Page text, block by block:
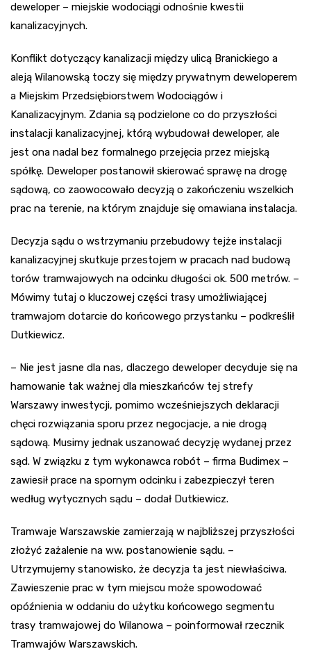
deweloper – miejskie wodociągi odnośnie kwestii
kanalizacyjnych.
Konflikt dotyczący kanalizacji między ulicą Branickiego a
aleją Wilanowską toczy się między prywatnym deweloperem
a Miejskim Przedsiębiorstwem Wodociągów i
Kanalizacyjnym. Zdania są podzielone co do przyszłości
instalacji kanalizacyjnej, którą wybudował deweloper, ale
jest ona nadal bez formalnego przejęcia przez miejską
spółkę. Deweloper postanowił skierować sprawę na drogę
sądową, co zaowocowało decyzją o zakończeniu wszelkich
prac na terenie, na którym znajduje się omawiana instalacja.
Decyzja sądu o wstrzymaniu przebudowy tejże instalacji
kanalizacyjnej skutkuje przestojem w pracach nad budową
torów tramwajowych na odcinku długości ok. 500 metrów. –
Mówimy tutaj o kluczowej części trasy umożliwiającej
tramwajom dotarcie do końcowego przystanku – podkreślił
Dutkiewicz.
– Nie jest jasne dla nas, dlaczego deweloper decyduje się na
hamowanie tak ważnej dla mieszkańców tej strefy
Warszawy inwestycji, pomimo wcześniejszych deklaracji
chęci rozwiązania sporu przez negocjacje, a nie drogą
sądową. Musimy jednak uszanować decyzję wydanej przez
sąd. W związku z tym wykonawca robót – firma Budimex –
zawiesił prace na spornym odcinku i zabezpieczył teren
według wytycznych sądu – dodał Dutkiewicz.
Tramwaje Warszawskie zamierzają w najbliższej przyszłości
złożyć zażalenie na ww. postanowienie sądu. –
Utrzymujemy stanowisko, że decyzja ta jest niewłaściwa.
Zawieszenie prac w tym miejscu może spowodować
opóźnienia w oddaniu do użytku końcowego segmentu
trasy tramwajowej do Wilanowa – poinformował rzecznik
Tramwajów Warszawskich.